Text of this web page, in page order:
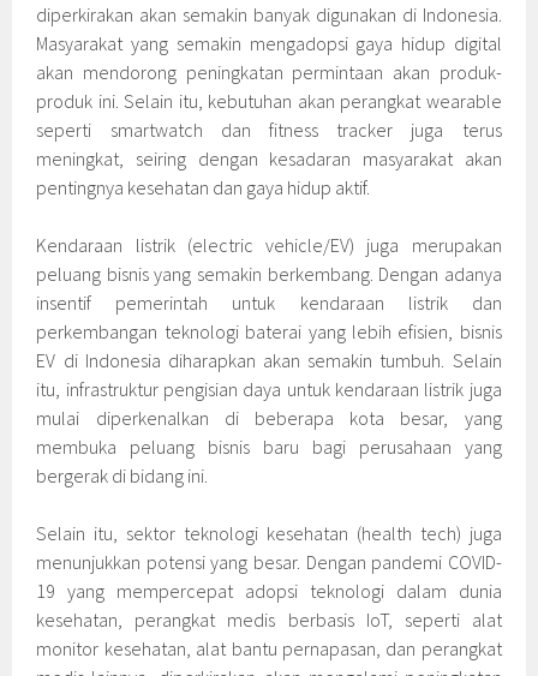
diperkirakan akan semakin banyak digunakan di Indonesia.
Masyarakat yang semakin mengadopsi gaya hidup digital
akan mendorong peningkatan permintaan akan produk-
produk ini. Selain itu, kebutuhan akan perangkat wearable
seperti smartwatch dan fitness tracker juga terus
meningkat, seiring dengan kesadaran masyarakat akan
pentingnya kesehatan dan gaya hidup aktif.
Kendaraan listrik (electric vehicle/EV) juga merupakan
peluang bisnis yang semakin berkembang. Dengan adanya
insentif pemerintah untuk kendaraan listrik dan
perkembangan teknologi baterai yang lebih efisien, bisnis
EV di Indonesia diharapkan akan semakin tumbuh. Selain
itu, infrastruktur pengisian daya untuk kendaraan listrik juga
mulai diperkenalkan di beberapa kota besar, yang
membuka peluang bisnis baru bagi perusahaan yang
bergerak di bidang ini.
Selain itu, sektor teknologi kesehatan (health tech) juga
menunjukkan potensi yang besar. Dengan pandemi COVID-
19 yang mempercepat adopsi teknologi dalam dunia
kesehatan, perangkat medis berbasis IoT, seperti alat
monitor kesehatan, alat bantu pernapasan, dan perangkat